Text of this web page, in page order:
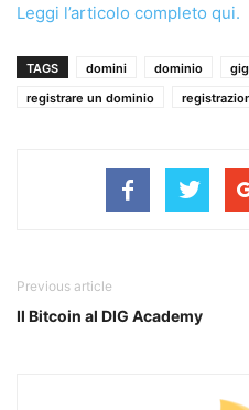
Leggi l’articolo completo qui.
TAGS domini dominio
registrare un dominio
Previous article
Il Bitcoin al DIG Academy